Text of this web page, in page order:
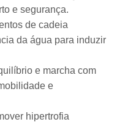
e segurança.
de cadeia
da água para induzir
e marcha com
e
hipertrofia